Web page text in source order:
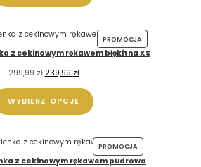
PROMOCJA
z cekinowym rękawem błękitna XS
299,99zł 239,99 zł
WYBIERZ OPCJE
PROMOCJA
z cekinowym rękawem pudrowa